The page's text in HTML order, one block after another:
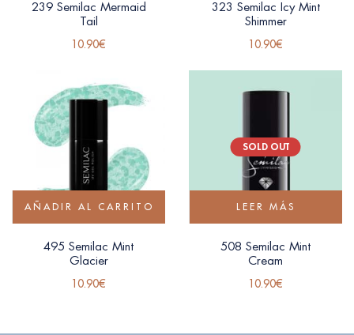
239 Semilac Mermaid
Tail
10.90€
323 Semilac Icy Mint
Shimmer
10.90€
AÑADIR AL CARRITO
495 Semilac Mint
Glacier
10.90€
SOLD OUT
LEER MÁS
508 Semilac Mint
Cream
10.90€